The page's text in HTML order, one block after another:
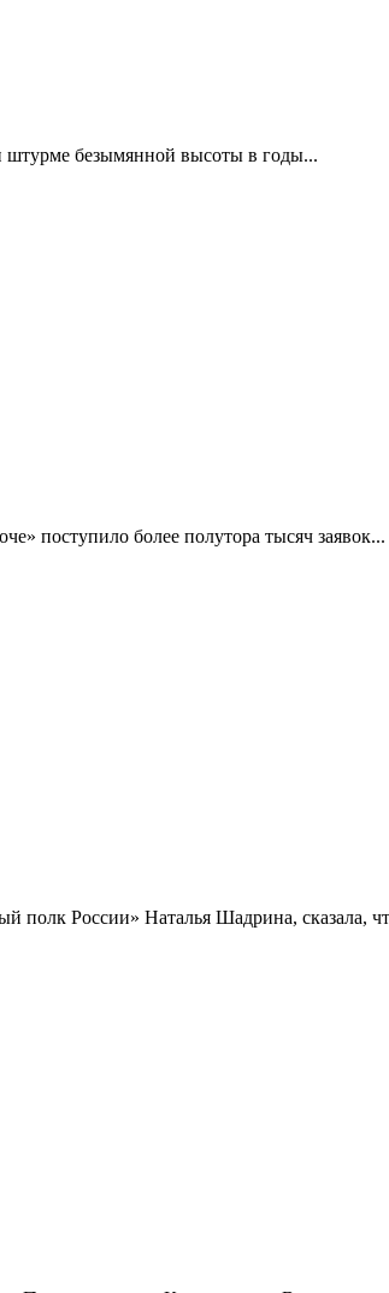
штурме безымянной высоты в годы...
поступило более полутора тысяч заявок...
полк России» Наталья Шадрина, сказала,